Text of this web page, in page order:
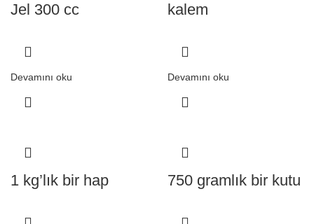
Jel 300 cc
Devamını oku
kalem
Devamını oku
1 kg’lık bir hap 750 gramlık bir kutu